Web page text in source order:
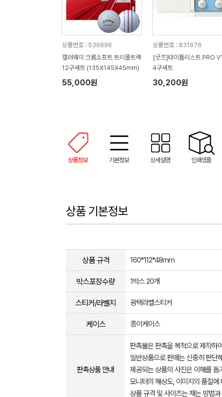
상품번호 : 536896
캘러웨이 크롬소프트 트리플트랙
12구세트 (135X145X45mm)
55,000원
상품번호 : 831676
[굿즈]타이틀리스트 PRO
4구세트
30,200원
상품정보 기본정보 상세설명 인쇄샘플
상품 기본정보
상품 규격 160*112*48mm
박스포장수량 1박스 20개
스티커/라벨지 광택라벨스티커
케이스 종이케이스
판촉상품 안내
판촉물은 판촉을 목적으로 제작하
일반상품으로 판매는 신중히 판단
제공되는 상품의 사진은 이해를
모니터의 해상도, 이미지의 품질
상품 규격 및 사이즈는 재는 방법